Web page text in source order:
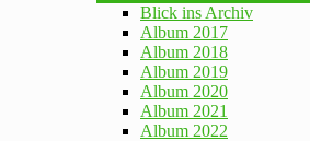
Blick ins Archiv
Album 2017
Album 2018
Album 2019
Album 2020
Album 2021
Album 2022